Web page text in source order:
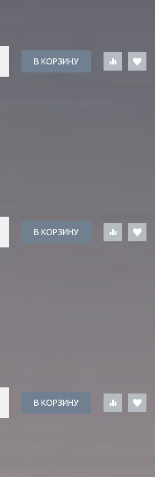
В КОРЗИНУ
В КОРЗИНУ
В КОРЗИНУ